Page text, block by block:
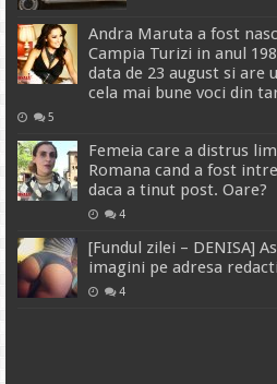
Andra Maruta a fost
Campia Turizi in anul
data de 23 august si are
cela mai bune voci din
5
Femeia care a distrus
Romana cand a fost
daca a tinut post. Oare?
4
[Fundul zilei – DENISA]
imagini pe adresa
4